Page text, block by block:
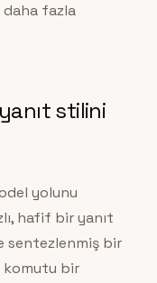
fazla
stilini
yolunu
hafif bir yanıt
sentezlenmiş bir
komutu bir